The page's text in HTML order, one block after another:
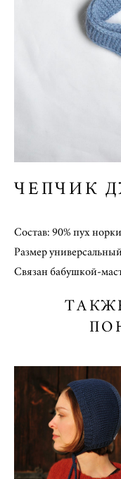
ЧЕПЧИК
Состав: 90% пух
Размер
Связан бабушкой-